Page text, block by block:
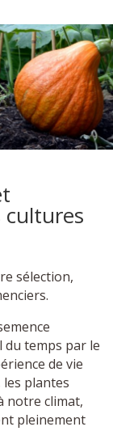
cultures
sélection,
du temps par le
de vie
plantes
notre climat,
pleinement